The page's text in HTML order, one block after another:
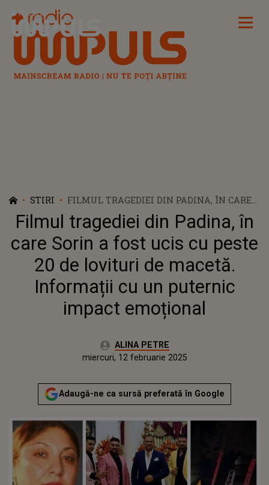
Radio Impuls
STIRI
FILMUL TRAGEDIEI DIN PADINA, ÎN CARE
SORIN A FOST UCIS CU PESTE 20 DE
LOVITURI DE MACETĂ. INFORMAȚII CU UN
PUTERNIC IMPACT EMOȚIONAL
Filmul tragediei din Padina, în
care Sorin a fost ucis cu peste
20 de lovituri de macetă.
Informații cu un puternic
impact emoțional
Autor:ALINA PETRE
luni, 12 februarie 2024Actualizat:
miercuri, 12 februarie 2025
Adaugă-ne ca sursă preferată în Google